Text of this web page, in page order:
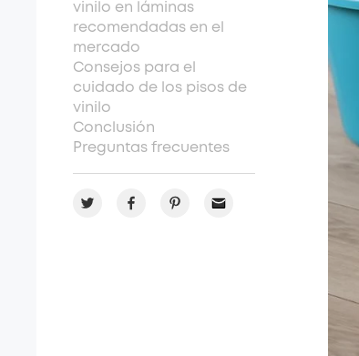
vinilo en láminas
recomendadas en el
mercado
Consejos para el
cuidado de los pisos de
vinilo
Conclusión
Preguntas frecuentes